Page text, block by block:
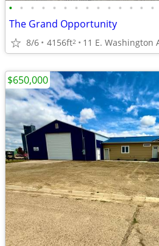
• • • • • • • • • • • • • •
The Grand Opportunity
8/6 4156ft2 11 E. Washington
$650,000